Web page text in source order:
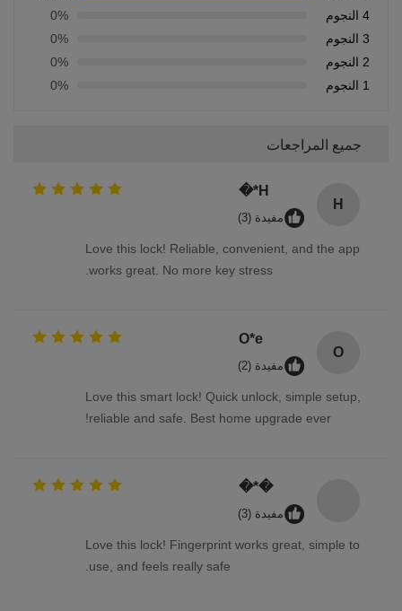
4 النجوم
0%
3 النجوم
0%
2 النجوم
0%
1 النجوم
0%
جميع المراجعات
H
H*�
مفيدة (3)
Love this lock! Reliable, convenient, and the app
works great. No more key stress.
O
O*e
مفيدة (2)
Love this smart lock! Quick unlock, simple setup,
reliable and safe. Best home upgrade ever!
�*�
مفيدة (3)
Love this lock! Fingerprint works great, simple to
use, and feels really safe.